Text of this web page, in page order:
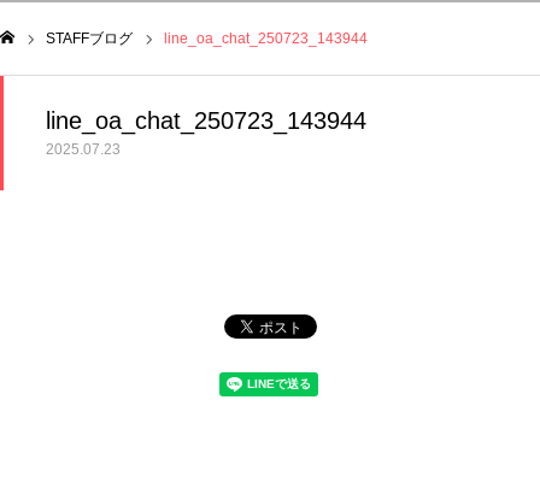
STAFFブログ line_oa_chat_250723_143944
line_oa_chat_250723_143944
2025.07.23